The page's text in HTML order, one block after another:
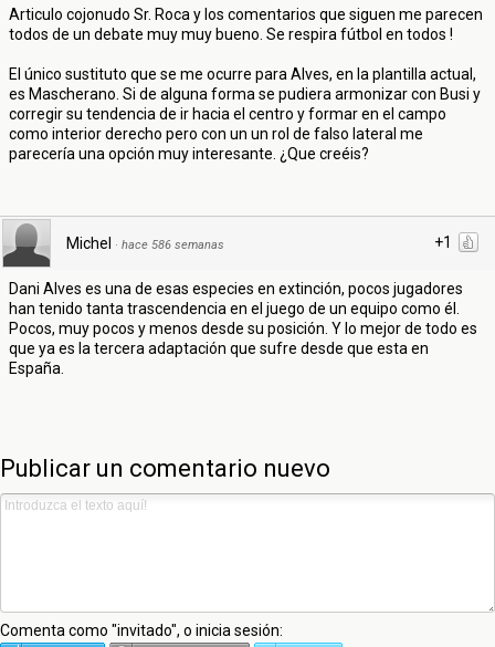
Articulo cojonudo Sr. Roca y los comentarios que siguen me parecen
todos de un debate muy muy bueno. Se respira fútbol en todos !
El único sustituto que se me ocurre para Alves, en la plantilla actual,
es Mascherano. Si de alguna forma se pudiera armonizar con Busi y
corregir su tendencia de ir hacia el centro y formar en el campo
como interior derecho pero con un un rol de falso lateral me
parecería una opción muy interesante. ¿Que creéis?
+1
Michel · hace 586 semanas
Dani Alves es una de esas especies en extinción, pocos jugadores
han tenido tanta trascendencia en el juego de un equipo como él.
Pocos, muy pocos y menos desde su posición. Y lo mejor de todo es
que ya es la tercera adaptación que sufre desde que esta en
España.
Publicar un comentario nuevo
Comenta como "invitado", o inicia sesión: